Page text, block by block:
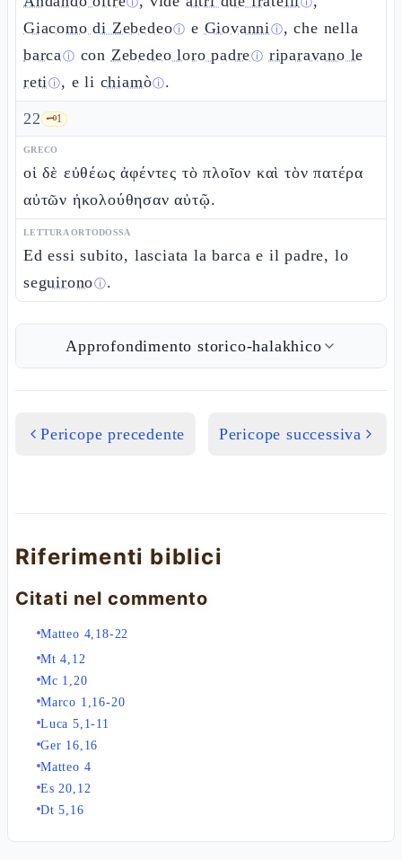
ⓘ ⓘ
Giacomo di Zebedeoⓘ e Giovanniⓘ, che nella
barcaⓘ con Zebedeo loro padreⓘ riparavano le
retiⓘ, e li chiamòⓘ.
22 🗝️1
GRECO
οἱ δὲ εὐθέως ἀφέντες τὸ πλοῖον καὶ τὸν πατέρα
αὐτῶν ἠκολούθησαν αὐτῷ.
LETTURA ORTODOSSA
Ed essi subito, lasciata la barca e il padre, lo
seguironoⓘ.
Approfondimento storico-halakhico
Pericope precedente Pericope successiva
Riferimenti biblici
Citati nel commento
Matteo 4,18-22
Mt 4,12
Mc 1,20
Marco 1,16-20
Luca 5,1-11
Ger 16,16
Matteo 4
Es 20,12
Dt 5,16